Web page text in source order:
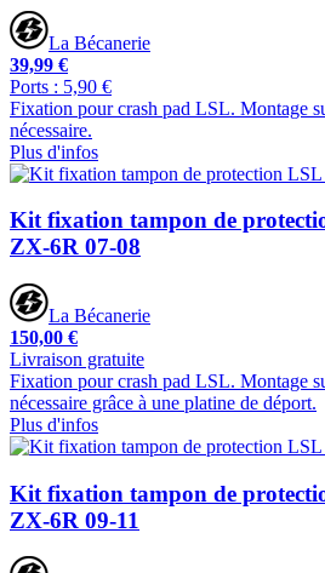
La Bécanerie
39,99 €
Ports : 5,90 €
Fixation pour crash pad LSL. Montage
nécessaire.
Plus d'infos
Kit fixation tampon de
ZX-6R 07-08
La Bécanerie
150,00 €
Livraison gratuite
Fixation pour crash pad LSL. Montage
nécessaire grâce à une platine de déport.
Plus d'infos
Kit fixation tampon de
ZX-6R 09-11